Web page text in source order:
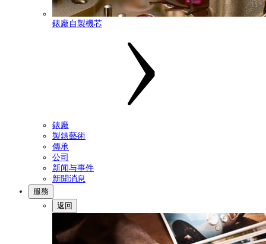
錶廠自製機芯
錶廠
製錶藝術
傳承
公司
新闻与事件
新聞消息
服務
返回